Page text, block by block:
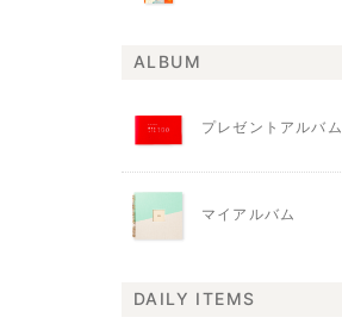
ALBUM
プレゼントアルバム
マイアルバム
DAILY ITEMS